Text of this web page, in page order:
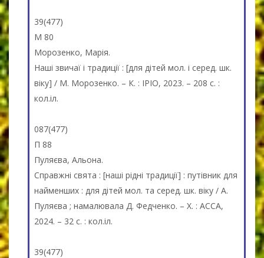
39(477)
М 80
Морозенко, Марія.
Наші звичаї і традиції : [для дітей мол. і серед. шк.
віку] / М. Морозенко. – К. : ІРІО, 2023. – 208 с. :
кол.іл.
087(477)
П 88
Пуляєва, Альона.
Справжні свята : [наші рідні традиції] : путівник для
найменших : для дітей мол. та серед. шк. віку / А.
Пуляєва ; намалювала Д. Федченко. – Х. : АССА,
2024. – 32 с. : кол.іл.
39(477)